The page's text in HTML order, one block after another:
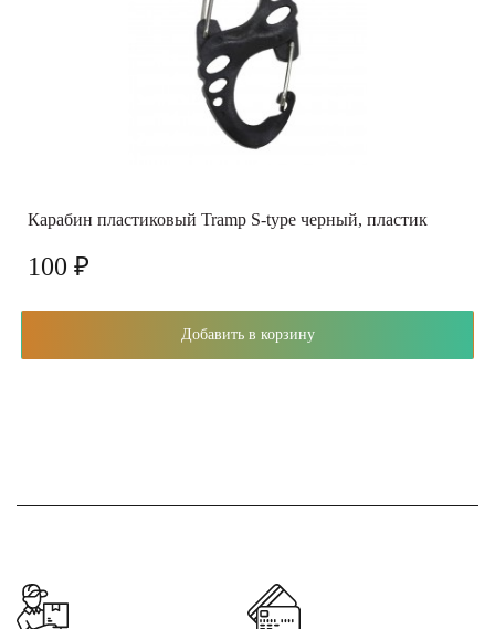
Карабин пластиковый Tramp S-type черный, пластик
100 ₽
Добавить в корзину